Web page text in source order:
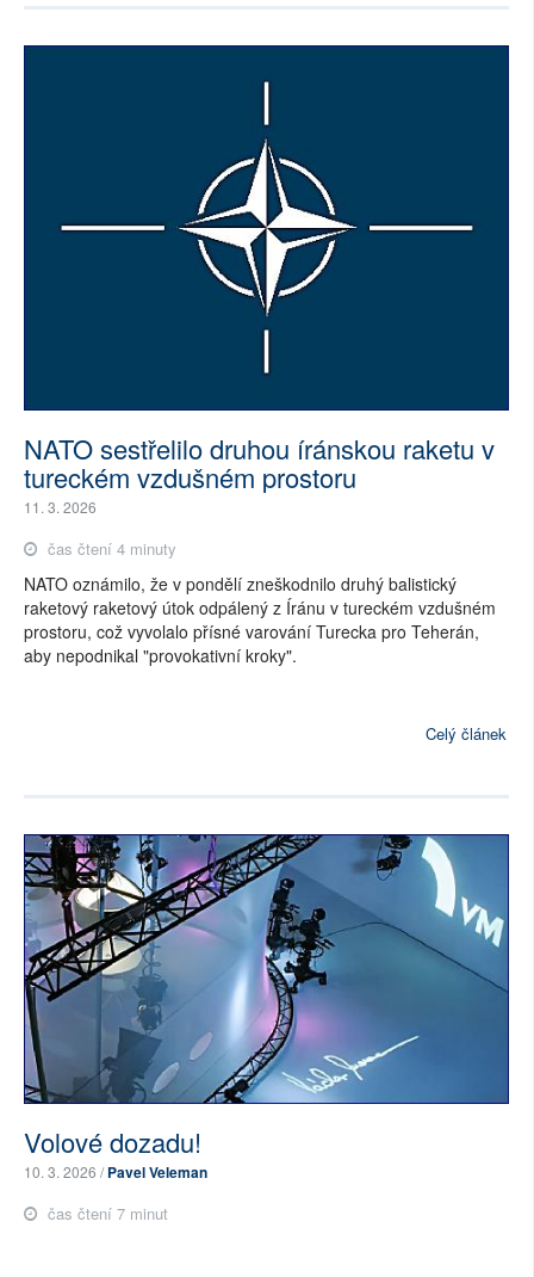
NATO sestřelilo druhou íránskou raketu v
tureckém vzdušném prostoru
11. 3. 2026
čas čtení 4 minuty
NATO oznámilo, že v pondělí zneškodnilo druhý balistický
raketový raketový útok odpálený z Íránu v tureckém vzdušném
prostoru, což vyvolalo přísné varování Turecka pro Teherán,
aby nepodnikal "provokativní kroky".
Celý článek
Volové dozadu!
10. 3. 2026 /Pavel Veleman
čas čtení 7 minut